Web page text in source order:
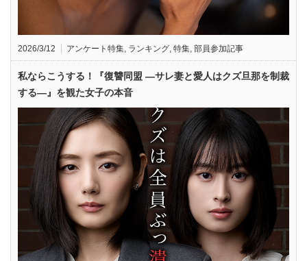
2026/3/12 アンケート特集, ランキング, 特集, 部員参加記事
私ならこうする！『復讐同盟 —サレ妻と愛人はクズ旦那を制裁
する—』を観た女子の本音